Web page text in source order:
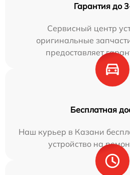
Гарантия до
Сервисный центр
оригинальные
предоставляет
Бесплатная
Наш курьер в Казани
устройство на